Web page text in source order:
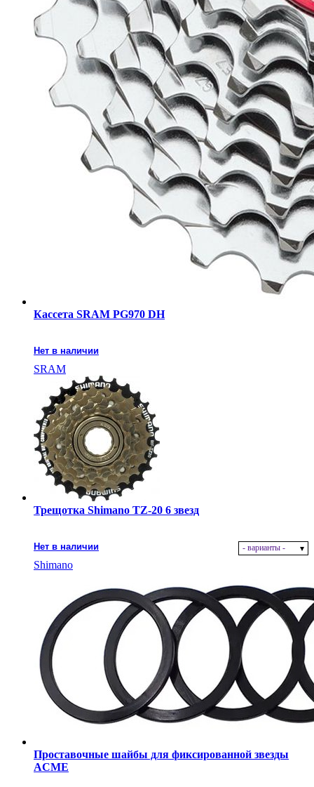
Кассета SRAM PG970 DH
Нет в наличии
SRAM
Трещотка Shimano TZ-20 6 звезд
Нет в наличии - варианты -
Shimano
Проставочные шайбы для фиксированной звезды
ACME